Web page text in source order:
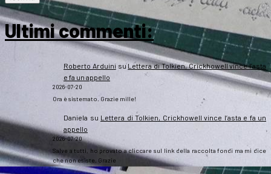
Ultimi commenti:
Roberto Arduini su Lettera di Tolkien, Crickhowell vince l’asta
e fa un appello
2026-07-20
Ora è sistemato. Grazie mille!
Daniela su Lettera di Tolkien, Crickhowell vince l’asta e fa un
appello
2026-07-20
Salve a tutti, ho provato a cliccare sul link della raccolta fondi ma mi dice
che non esiste. Grazie